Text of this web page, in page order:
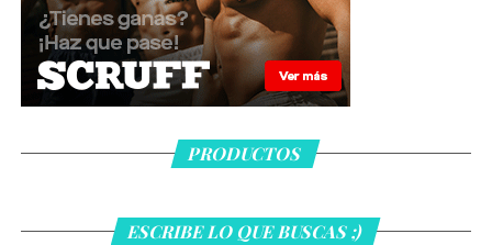
PRODUCTOS
ESCRIBE LO QUE BUSCAS ;)